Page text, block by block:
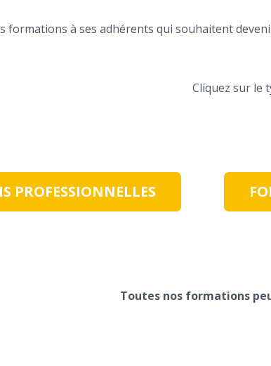
formations à ses adhérents qui souhaitent
Cliquez sur le
PROFESSIONNELLES
Toutes nos formations